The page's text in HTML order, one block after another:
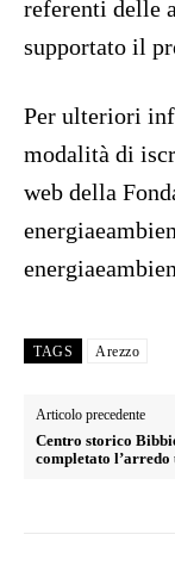
referenti delle
supportato il
Per ulteriori
modalità di
web della
TAGS Arezzo
Articolo precedente
Centro storico
completato l’arredo